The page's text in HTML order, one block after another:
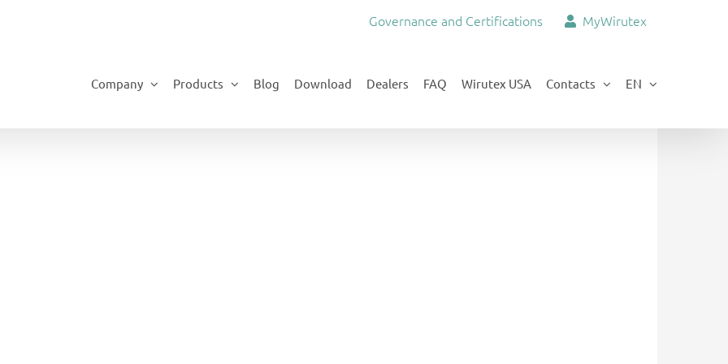
Governance and Certifications MyWirutex
Company Products Blog Download Dealers FAQ Wirutex USA Contacts EN